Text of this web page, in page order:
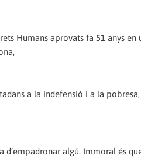
Humans aprovats fa 51 anys
a la indefensió i a la
algú. Immoral és